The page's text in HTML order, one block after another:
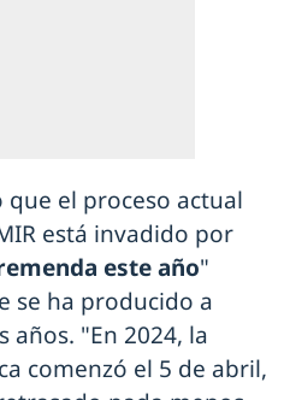
que el proceso actual
está invadido por
este año"
se ha producido a
"En 2024, la
comenzó el 5 de abril,